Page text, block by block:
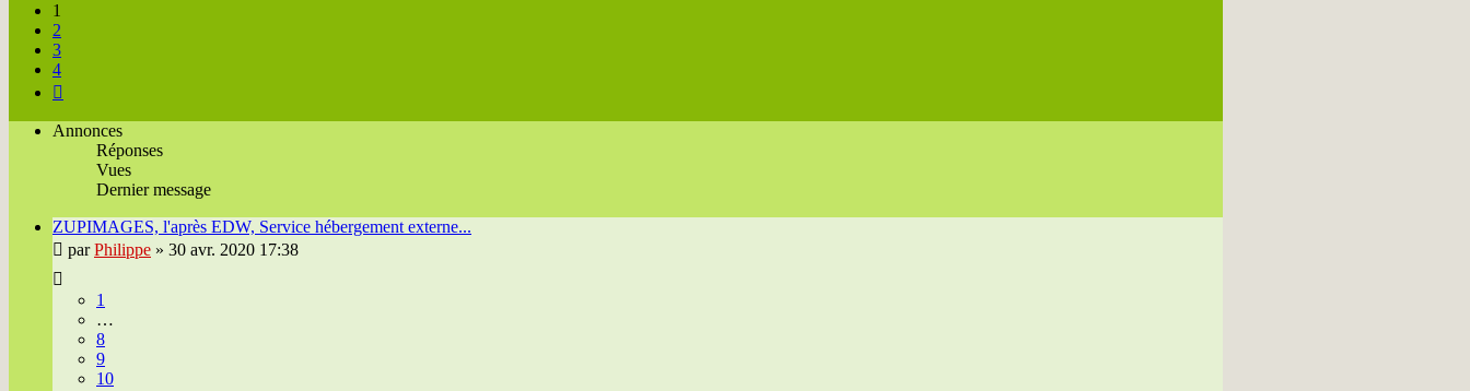
1
2
3
4
Annonces
Réponses
Vues
Dernier message
ZUPIMAGES, l'après EDW, Service hébergement externe...
parPhilippe » 30 avr. 2020 17:38
1
…
8
9
10